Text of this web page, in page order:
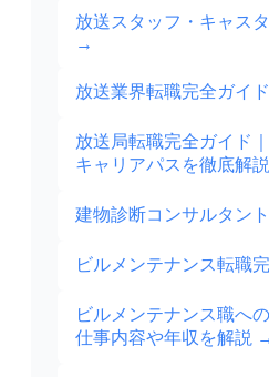
放送スタッフ・キャス
→
放送業界転職完全ガイド
放送局転職完全ガイド
キャリアパスを徹底解説
建物診断コンサルタン
ビルメンテナンス転職
ビルメンテナンス職へ
仕事内容や年収を解説